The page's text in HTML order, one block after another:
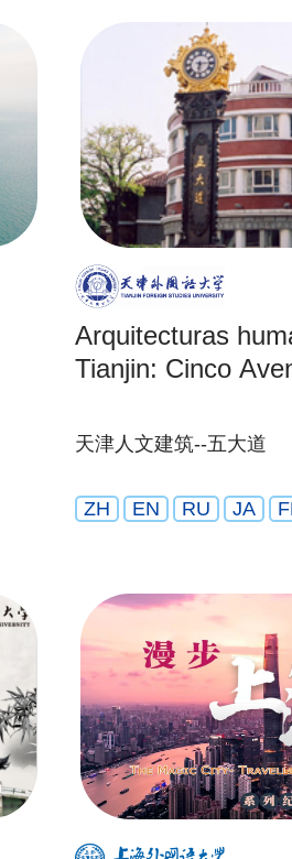
Arquitecturas
Tianjin: Cinco
天津人文建筑--五大道
ZH EN RU JA